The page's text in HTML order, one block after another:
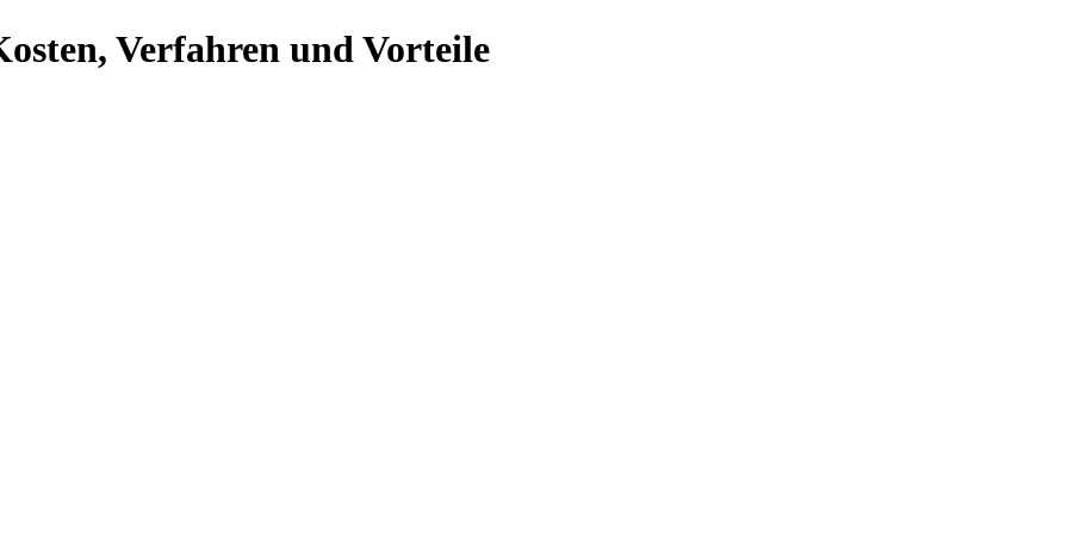
Verfahren und Vorteile